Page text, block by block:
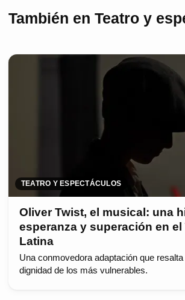
También en Teatro y
TEATRO Y ESPECTÁCULOS
Oliver Twist, el musical: una
esperanza y superación en el
Latina
Una conmovedora adaptación que
dignidad de los más vulnerables.